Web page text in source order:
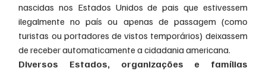
nascidas nos Estados Unidos de pais que estivessem
ilegalmente no país ou apenas de passagem (como
turistas ou portadores de vistos temporários) deixassem
de receber automaticamente a cidadania americana.
Diversos Estados, organizações e famílias